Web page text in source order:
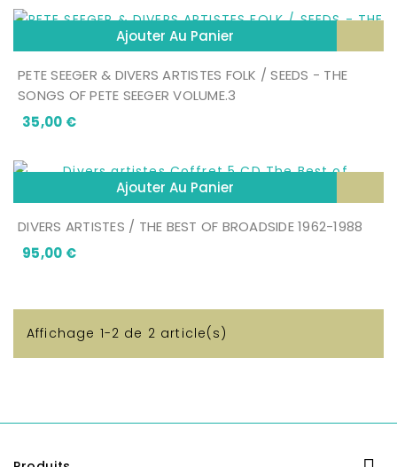
Ajouter Au Panier
PETE SEEGER & DIVERS ARTISTES FOLK / SEEDS - THE
SONGS OF PETE SEEGER VOLUME.3
35,00 €Prix
Ajouter Au Panier
DIVERS ARTISTES / THE BEST OF BROADSIDE 1962-1988
95,00 €Prix
Affichage 1-2 de 2 article(s)